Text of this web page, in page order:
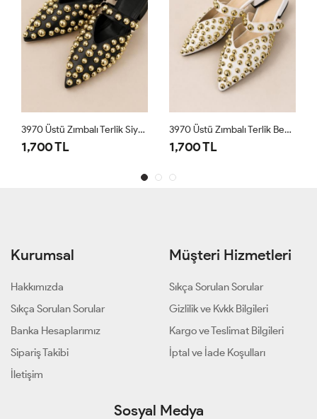
3970 Üstü Zımbalı Terlik Siyah
1,700 TL
3970 Üstü Zımbalı Terlik Beyaz
1,700 TL
Kurumsal
Hakkımızda
Sıkça Sorulan Sorular
Banka Hesaplarımız
Sipariş Takibi
İletişim
Müşteri Hizmetleri
Sıkça Sorulan Sorular
Gizlilik ve Kvkk Bilgileri
Kargo ve Teslimat Bilgileri
İptal ve İade Koşulları
Sosyal Medya